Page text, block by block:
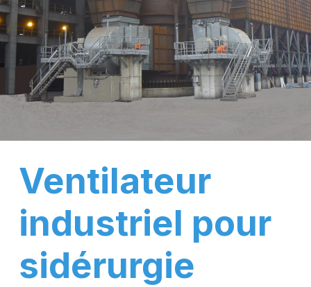
Ventilateur
industriel pour
sidérurgie